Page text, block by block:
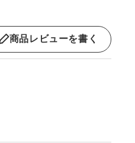
商品レビューを書く